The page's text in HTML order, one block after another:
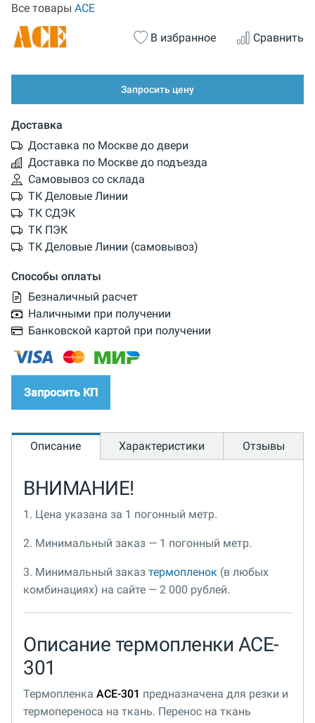
Все товары ACE
В избранное Сравнить
Запросить цену
Доставка
Доставка по Москве до двери
Доставка по Москве до подъезда
Самовывоз со склада
ТК Деловые Линии
ТК СДЭК
ТК ПЭК
ТК Деловые Линии (самовывоз)
Способы оплаты
Безналичный расчет
Наличными при получении
Банковской картой при получении
Запросить КП
Описание Характеристики Отзывы
ВНИМАНИЕ!
1. Цена указана за 1 погонный метр.
2. Минимальный заказ — 1 погонный метр.
3. Минимальный заказ термопленок (в любых
комбинациях) на сайте — 2 000 рублей.
Описание термопленки ACE-
301
Термопленка ACE-301 предназначена для резки и
термопереноса на ткань. Перенос на ткань